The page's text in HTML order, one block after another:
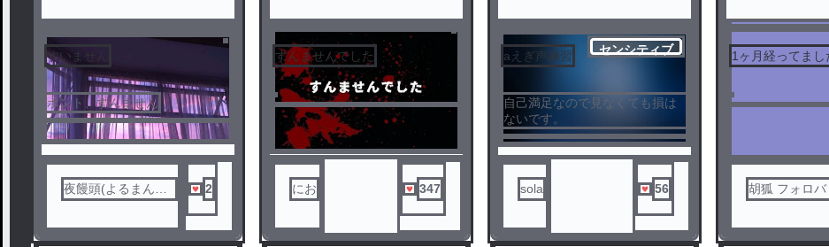
すいません
ホント、すんません
夜饅頭(よるまんじ
2
すんませんでした
にお 347
センシティブ
aえぎ声練習
自己満足なので見なくても損は
ないです。
sola 56
1ヶ月経ってまし
胡狐 フォロバ